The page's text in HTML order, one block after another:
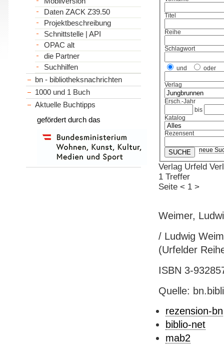
Titel
Reihe
Schlagwort
und oder
Verlag
Ersch.-Jahr
bis
Katalog
Rezensent
neue
Verlag Urfeld
1 Treffer
Seite < 1 >
Weimer,
/ Ludwig
(Urfelder
ISBN 3-
Quelle:
rezension-bn
biblio-net
mab2
Daten ZACK Z39.50
Projektbeschreibung
Schnittstelle | API
OPAC alt
die Partner
Suchhilfen
bn - bibliotheksnachrichten
1000 und 1 Buch
Aktuelle Buchtipps
gefördert durch das